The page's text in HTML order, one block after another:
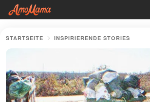
STARTSEITE INSPIRIERENDE STORIES